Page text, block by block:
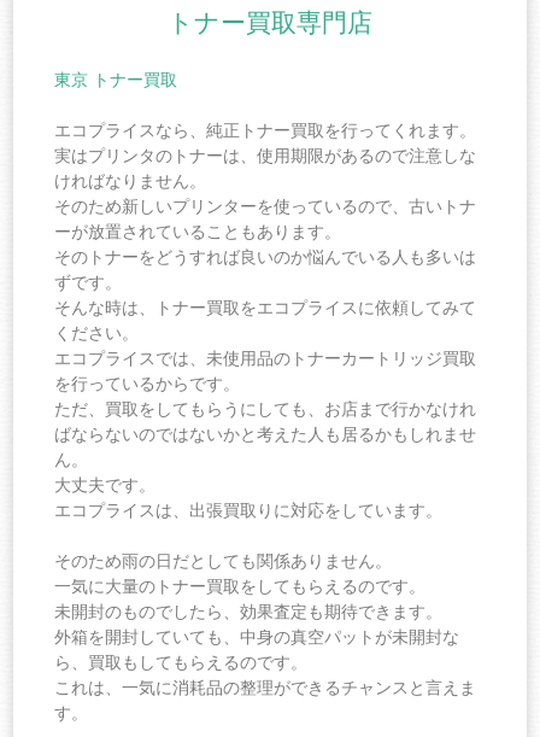
トナー買取専門店
東京 トナー買取
エコプライスなら、純正トナー買取を行ってくれます。
実はプリンタのトナーは、使用期限があるので注意しな
ければなりません。
そのため新しいプリンターを使っているので、古いトナ
ーが放置されていることもあります。
そのトナーをどうすれば良いのか悩んでいる人も多いは
ずです。
そんな時は、トナー買取をエコプライスに依頼してみて
ください。
エコプライスでは、未使用品のトナーカートリッジ買取
を行っているからです。
ただ、買取をしてもらうにしても、お店まで行かなけれ
ばならないのではないかと考えた人も居るかもしれませ
ん。
大丈夫です。
エコプライスは、出張買取りに対応をしています。
そのため雨の日だとしても関係ありません。
一気に大量のトナー買取をしてもらえるのです。
未開封のものでしたら、効果査定も期待できます。
外箱を開封していても、中身の真空パットが未開封な
ら、買取もしてもらえるのです。
これは、一気に消耗品の整理ができるチャンスと言えま
す。